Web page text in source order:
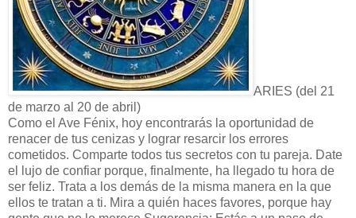
ARIES (del 21
de marzo al 20 de abril)
Como el Ave Fénix, hoy encontrarás la oportunidad de
renacer de tus cenizas y lograr resarcir los errores
cometidos. Comparte todos tus secretos con tu pareja. Date
el lujo de confiar porque, finalmente, ha llegado tu hora de
ser feliz. Trata a los demás de la misma manera en la que
ellos te tratan a ti. Mira a quién haces favores, porque hay